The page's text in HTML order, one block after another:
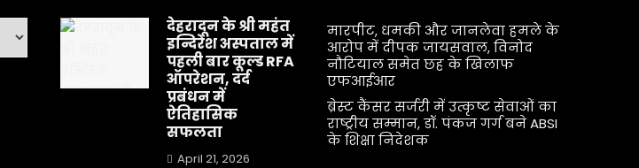
देहरादून के श्री महंत
इन्दिरेश अस्पताल में
पहली बार कूल्ड RFA
ऑपरेशन, दर्द
प्रबंधन में
ऐतिहासिक
सफलता
April 21, 2026
मारपीट, धमकी और जानलेवा हमले के
आरोप में दीपक जायसवाल, विनोद
नौटियाल समेत छह के खिलाफ
एफआईआर
ब्रेस्ट कैंसर सर्जरी में उत्कृष्ट सेवाओं का
राष्ट्रीय सम्मान, डॉ. पंकज गर्ग बने ABSI
के शिक्षा निदेशक